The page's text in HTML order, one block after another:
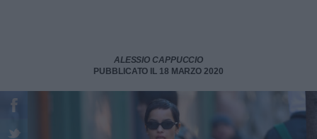
ALESSIO CAPPUCCIO
PUBBLICATO IL 18 MARZO 2020